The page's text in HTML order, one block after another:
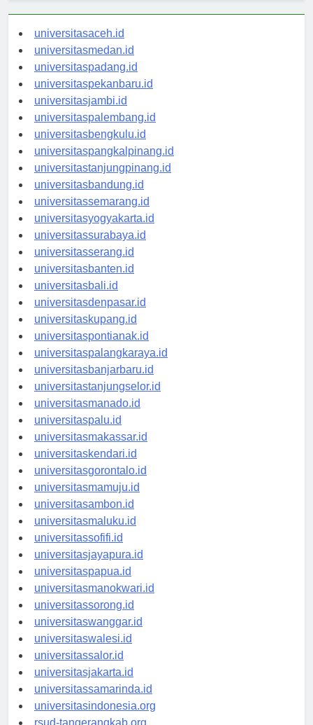
universitasaceh.id
universitasmedan.id
universitaspadang.id
universitaspekanbaru.id
universitasjambi.id
universitaspalembang.id
universitasbengkulu.id
universitaspangkalpinang.id
universitastanjungpinang.id
universitasbandung.id
universitassemarang.id
universitasyogyakarta.id
universitassurabaya.id
universitasserang.id
universitasbanten.id
universitasbali.id
universitasdenpasar.id
universitaskupang.id
universitaspontianak.id
universitaspalangkaraya.id
universitasbanjarbaru.id
universitastanjungselor.id
universitasmanado.id
universitaspalu.id
universitasmakassar.id
universitaskendari.id
universitasgorontalo.id
universitasmamuju.id
universitasambon.id
universitasmaluku.id
universitassofifi.id
universitasjayapura.id
universitaspapua.id
universitasmanokwari.id
universitassorong.id
universitaswanggar.id
universitaswalesi.id
universitassalor.id
universitasjakarta.id
universitassamarinda.id
universitasindonesia.org